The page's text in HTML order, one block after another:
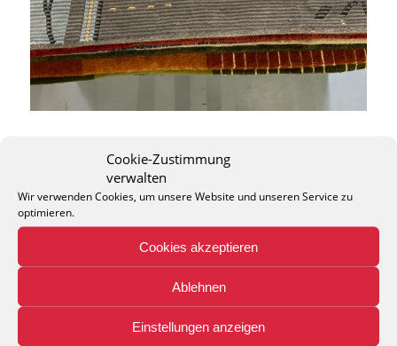
Cookie-Zustimmung
verwalten
Wir verwenden Cookies, um unsere Website und unseren Service zu
optimieren.
Cookies akzeptieren
Ablehnen
Einstellungen anzeigen
THEO KELLER GMBH
44867 Bochum
phone: + 49 (2327) 3083 - 20
e-mail:info@theko-collection.com